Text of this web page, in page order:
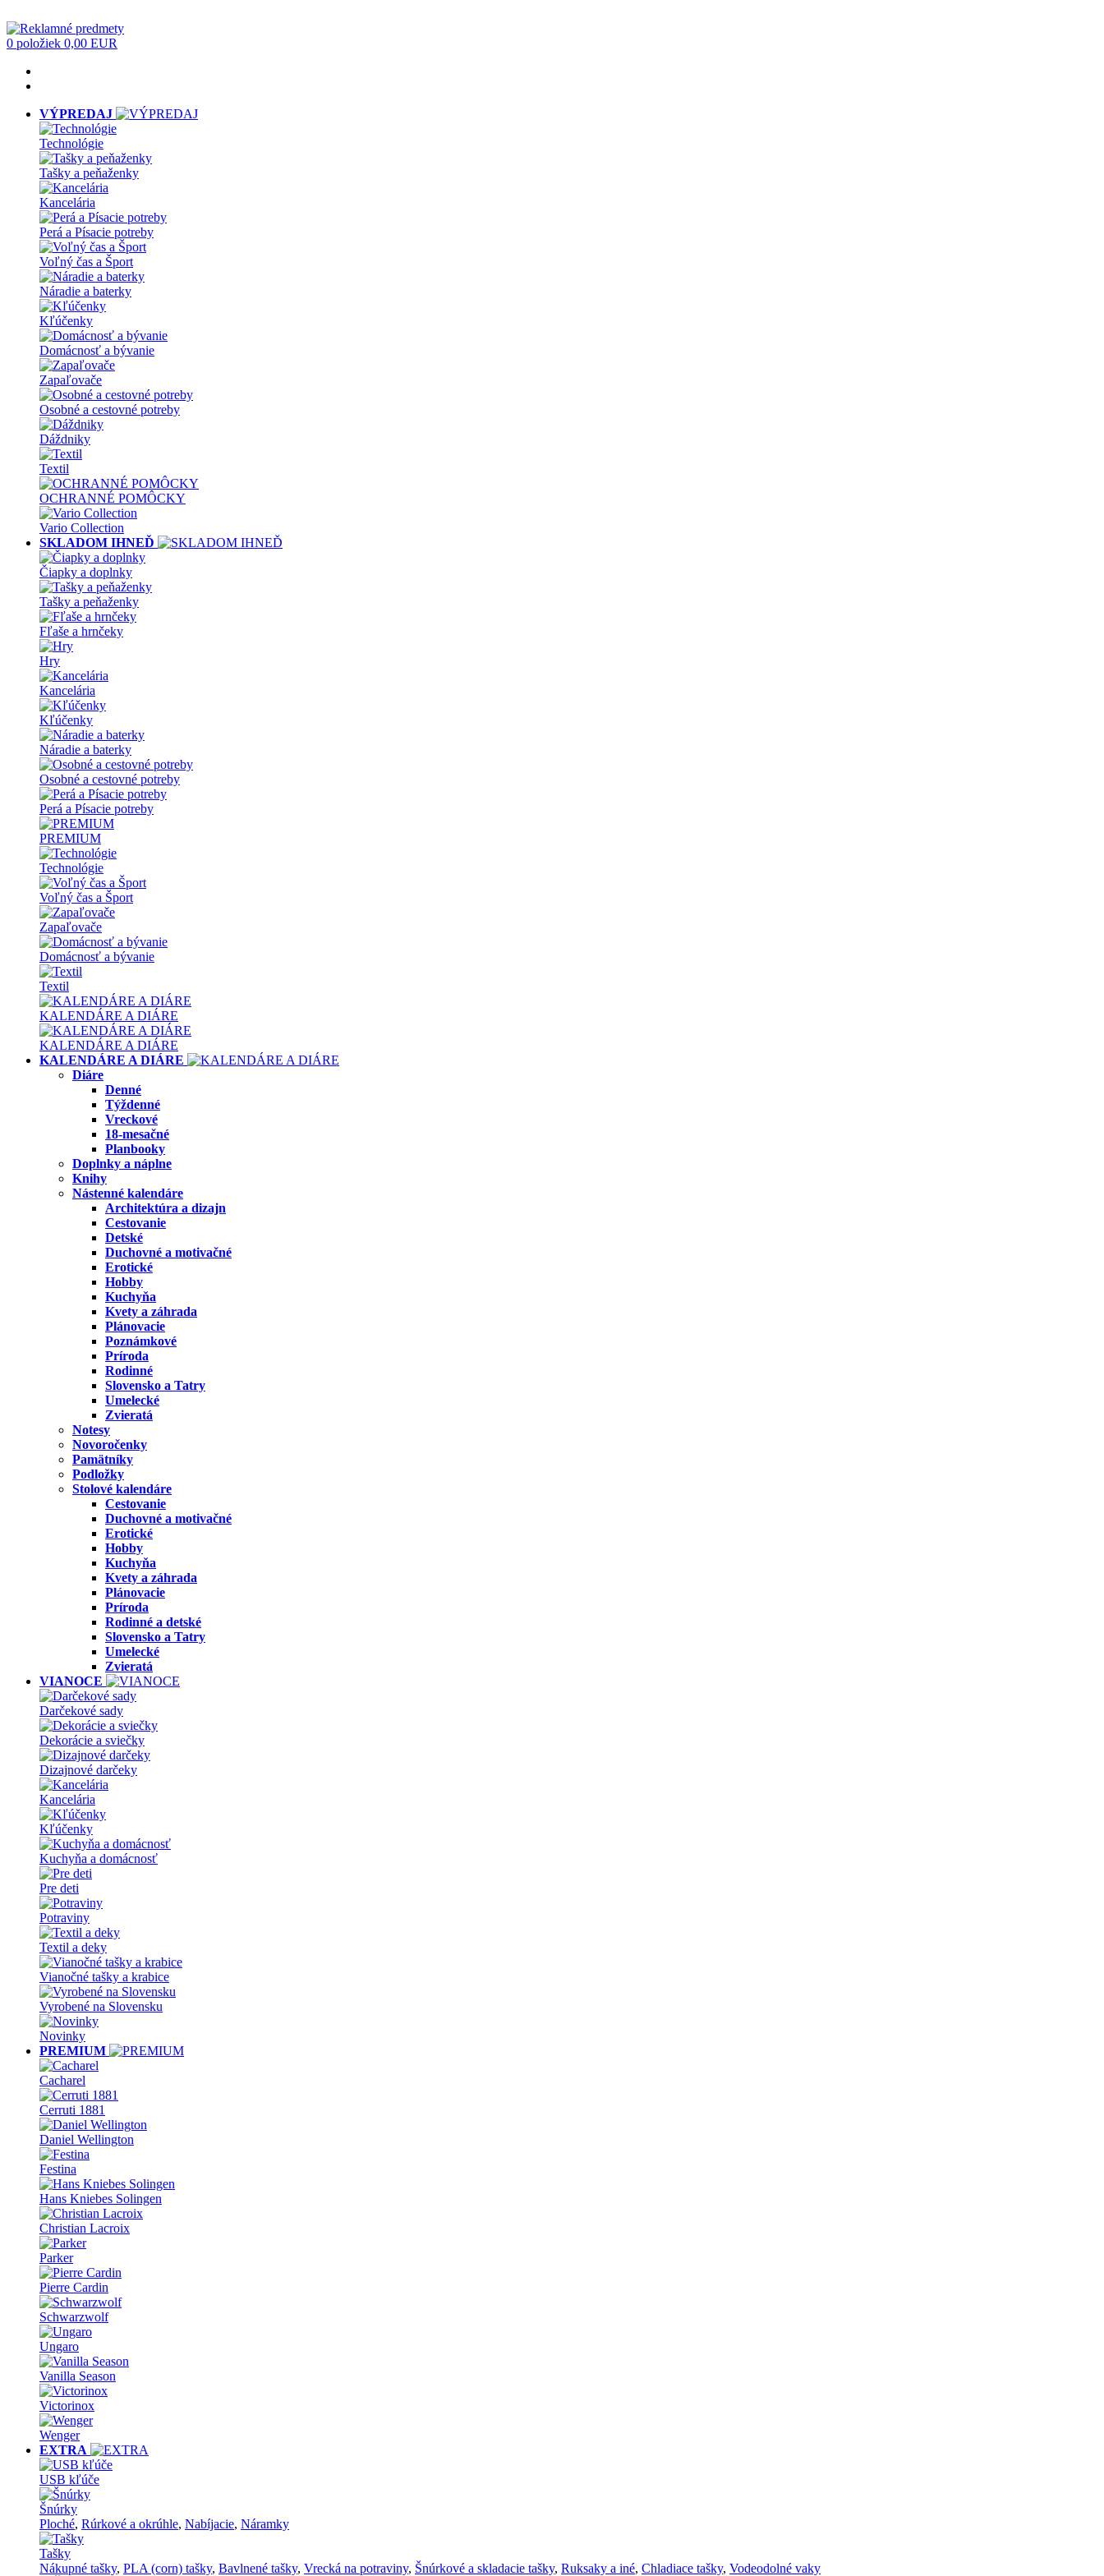
0 položiek 0,00 EUR
VÝPREDAJ
Technológie
Tašky a peňaženky
Kancelária
Perá a Písacie potreby
Voľný čas a Šport
Náradie a baterky
Kľúčenky
Domácnosť a bývanie
Zapaľovače
Osobné a cestovné potreby
Dáždniky
Textil
OCHRANNÉ POMÔCKY
Vario Collection
SKLADOM IHNEĎ
Čiapky a doplnky
Tašky a peňaženky
Fľaše a hrnčeky
Hry
Kancelária
Kľúčenky
Náradie a baterky
Osobné a cestovné potreby
Perá a Písacie potreby
PREMIUM
Technológie
Voľný čas a Šport
Zapaľovače
Domácnosť a bývanie
Textil
KALENDÁRE A DIÁRE
KALENDÁRE A DIÁRE
KALENDÁRE A DIÁRE
Diáre
Denné
Týždenné
Vreckové
18-mesačné
Planbooky
Doplnky a náplne
Knihy
Nástenné kalendáre
Architektúra a dizajn
Cestovanie
Detské
Duchovné a motivačné
Erotické
Hobby
Kuchyňa
Kvety a záhrada
Plánovacie
Poznámkové
Príroda
Rodinné
Slovensko a Tatry
Umelecké
Zvieratá
Notesy
Novoročenky
Pamätníky
Podložky
Stolové kalendáre
Cestovanie
Duchovné a motivačné
Erotické
Hobby
Kuchyňa
Kvety a záhrada
Plánovacie
Príroda
Rodinné a detské
Slovensko a Tatry
Umelecké
Zvieratá
VIANOCE
Darčekové sady
Dekorácie a sviečky
Dizajnové darčeky
Kancelária
Kľúčenky
Kuchyňa a domácnosť
Pre deti
Potraviny
Textil a deky
Vianočné tašky a krabice
Vyrobené na Slovensku
Novinky
PREMIUM
Cacharel
Cerruti 1881
Daniel Wellington
Festina
Hans Kniebes Solingen
Christian Lacroix
Parker
Pierre Cardin
Schwarzwolf
Ungaro
Vanilla Season
Victorinox
Wenger
EXTRA
USB kľúče
Šnúrky
Ploché, Rúrkové a okrúhle, Nabíjacie, Náramky
Tašky
Nákupné tašky, PLA (corn) tašky, Bavlnené tašky, Vrecká na potraviny, Šnúrkové a skladacie tašky, Ruksaky a iné, Chladiace tašky, Vodeodolné vaky